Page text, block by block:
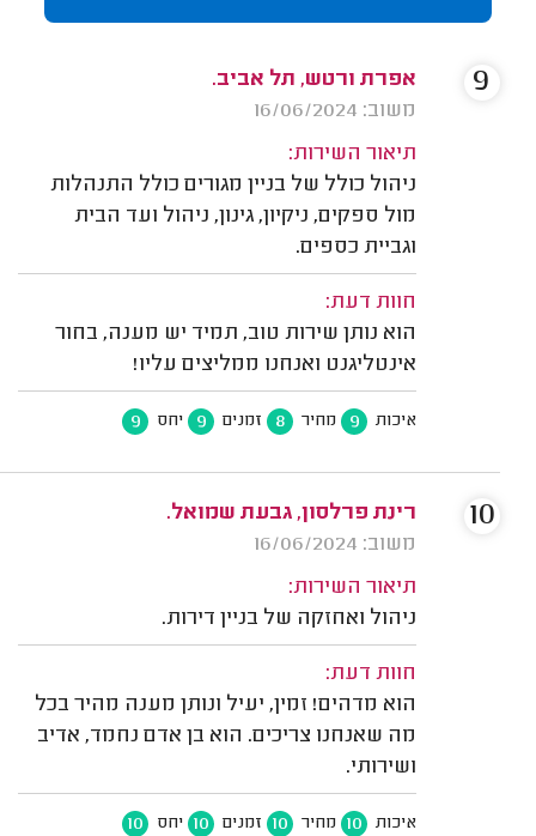
אפרת ורטש, תל אביב.
משוב: 16/06/2024
תיאור השירות:
ניהול כולל של בניין מגורים כולל התנהלות
מול ספקים, ניקיון, גינון, ניהול ועד הבית
וגביית כספים.
חוות דעת:
הוא נותן שירות טוב, תמיד יש מענה, בחור
אינטליגנט ואנחנו ממליצים עליו!
איכות 9 מחיר 8 זמנים 9 יחס 9
9
רינת פרלסון, גבעת שמואל.
משוב: 16/06/2024
תיאור השירות:
ניהול ואחזקה של בניין דירות.
חוות דעת:
הוא מדהים! זמין, יעיל ונותן מענה מהיר בכל
מה שאנחנו צריכים. הוא בן אדם נחמד, אדיב
ושירותי.
איכות 10 מחיר 10 זמנים 10 יחס 10
10